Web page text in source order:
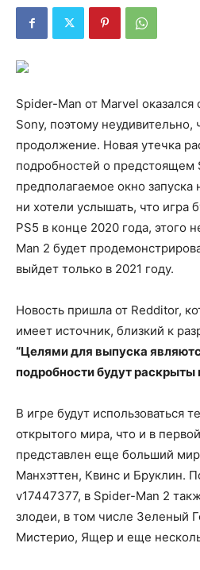
Spider-Man от Marvel
Sony, поэтому неудивительно,
продолжение. Новая утечка
подробностей о предстоящем
предполагаемое окно
ни хотели услышать, что игра
PS5 в конце 2020 года, этого
Man 2 будет
выйдет только в 2021 году.
Новость пришла от Redditor,
имеет источник, близкий к
“Целями для выпуска
подробности будут раскрыты
В игре будут использоваться
открытого мира, что и в
представлен еще больший
Манхэттен, Квинс и Бруклин.
v17447377, в Spider-Man 2
злодеи, в том числе Зеленый
Мистерио, Ящер и еще